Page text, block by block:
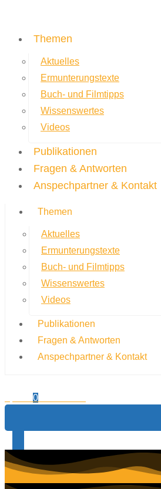
Themen
Aktuelles
Ermunterungstexte
Buch- und Filmtipps
Wissenswertes
Videos
Publikationen
Fragen & Antworten
Anspechpartner & Kontakt
Themen
Aktuelles
Ermunterungstexte
Buch- und Filmtipps
Wissenswertes
Videos
Publikationen
Fragen & Antworten
Anspechpartner & Kontakt
0